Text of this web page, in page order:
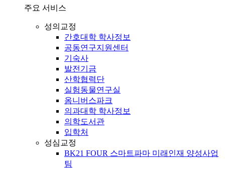
주요 서비스
성의교정
간호대학 학사정보
공동연구지원센터
기숙사
발전기금
산학협력단
실험동물연구실
옴니버스파크
의과대학 학사정보
의학도서관
입학처
성심교정
BK21 FOUR 스마트파마 미래인재 양성사업
팀